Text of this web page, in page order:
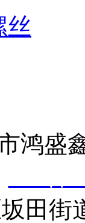
丝
鸿盛
田